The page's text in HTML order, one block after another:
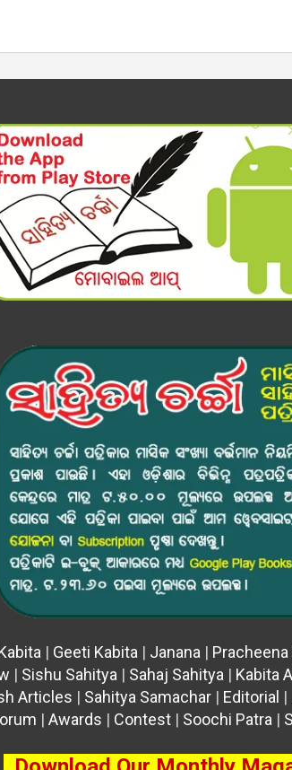
| Geeti Kabita | Janana | Pracheena
| Sishu Sahitya | Sahaj Sahitya | Kabita
Articles | Sahitya Samachar | Editorial |
| Awards | Contest| Soochi Patra |